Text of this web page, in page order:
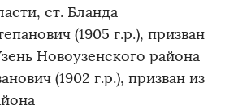
ст. Бланда
(1905 г.р.), призван
Новоузенского района
(1902 г.р.), призван из